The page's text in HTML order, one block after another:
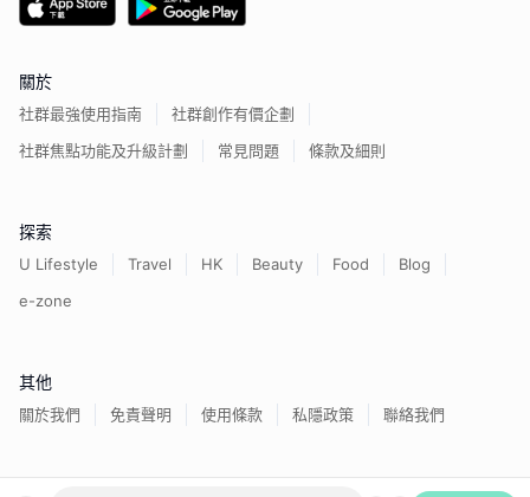
關於
社群最強使用指南
社群創作有價企劃
社群焦點功能及升級計劃
常見問題 條款及細則
探索
U Lifestyle Travel HK Beauty Food
Blog
e-zone
其他
關於我們 免責聲明 使用條款 私隱政策 聯絡我們